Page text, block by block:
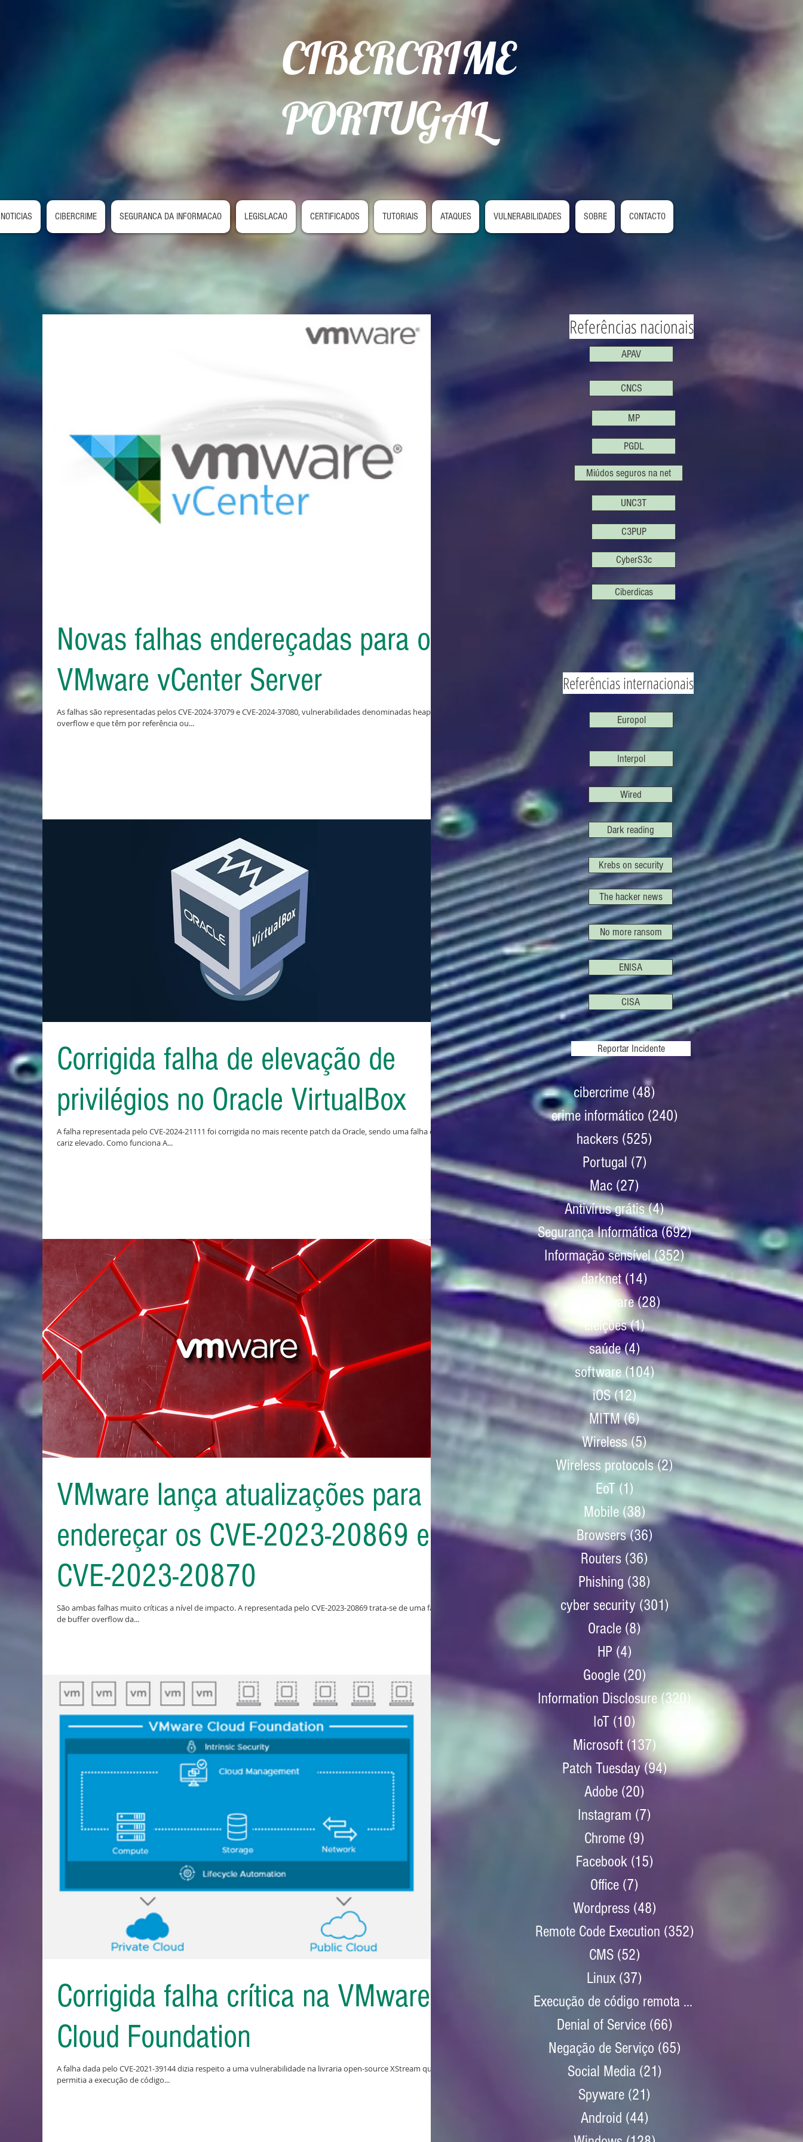
CIBERCRIME
PORTUGAL
NOTICIAS CIBERCRIME SEGURANCA DA INFORMACAO LEGISLACAO CERTIFICADOS TUTORIAIS ATAQUES VULNERABILIDADES SOBRE CONTACTO
Novas falhas endereçadas para o
VMware vCenter Server
As falhas são representadas pelos CVE-2024-37079 e CVE-2024-37080, vulnerabilidades denominadas heap-
overflow e que têm por referência ou...
Corrigida falha de elevação de
privilégios no Oracle VirtualBox
A falha representada pelo CVE-2024-21111 foi corrigida no mais recente patch da Oracle, sendo uma falha de
cariz elevado. Como funciona A...
VMware lança atualizações para
endereçar os CVE-2023-20869 e
CVE-2023-20870
São ambas falhas muito críticas a nível de impacto. A representada pelo CVE-2023-20869 trata-se de uma falha
de buffer overflow da...
Corrigida falha crítica na VMware
Cloud Foundation
A falha dada pelo CVE-2021-39144 dizia respeito a uma vulnerabilidade na livraria open-source XStream que
permitia a execução de código...
Referências nacionais
APAV
CNCS
MP
PGDL
Miúdos seguros na net
UNC3T
C3PUP
CyberS3c
Ciberdicas
Referências internacionais
Europol
Interpol
Wired
Dark reading
Krebs on security
The hacker news
No more ransom
ENISA
CISA
Reportar Incidente
cibercrime (48)
crime informático (240)
hackers (525)
Portugal (7)
Mac (27)
Antivírus grátis (4)4 posts
Segurança Informática (692)692 posts
Informação sensível (352)352 posts
darknet (14) 14 posts
ransomware (28)28 posts
eleições (1)1 post
saúde (4)4 posts
software (104)104 posts
iOS (12)12 posts
MITM (6)6 posts
Wireless (5)5 posts
Wireless protocols (2)2 posts
EoT (1) 1 post
Mobile (38) 38 posts
Browsers (36)
Routers (36)
Phishing (38)
cyber security (301)
Oracle (8)8 posts
HP (4)
Google (20) 20 posts
Information Disclosure (320)320 posts
IoT (10)
Microsoft (137) 137 posts
Patch Tuesday (94)94 posts
Adobe (20)
Instagram (7)
Chrome (9)
Facebook (15)
Office (7)
Wordpress (48)
Remote Code Execution (352)
CMS (52)
Linux (37)
Execução de código remota (352)
Denial of Service (66)
Negação de Serviço (65)
Social Media (21)
Spyware (21)
Android (44)